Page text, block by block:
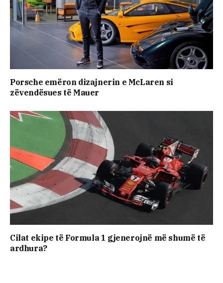
Porsche emëron dizajnerin e McLaren si
zëvendësues të Mauer
Cilat ekipe të Formula 1 gjenerojnë më shumë të
ardhura?